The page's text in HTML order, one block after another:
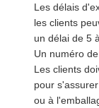
Les délais
les clients
un délai de 5
Un numéro
Les clients
pour
ou à